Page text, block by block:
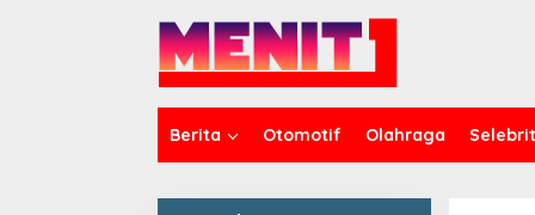
Berita Otomotif Olahraga